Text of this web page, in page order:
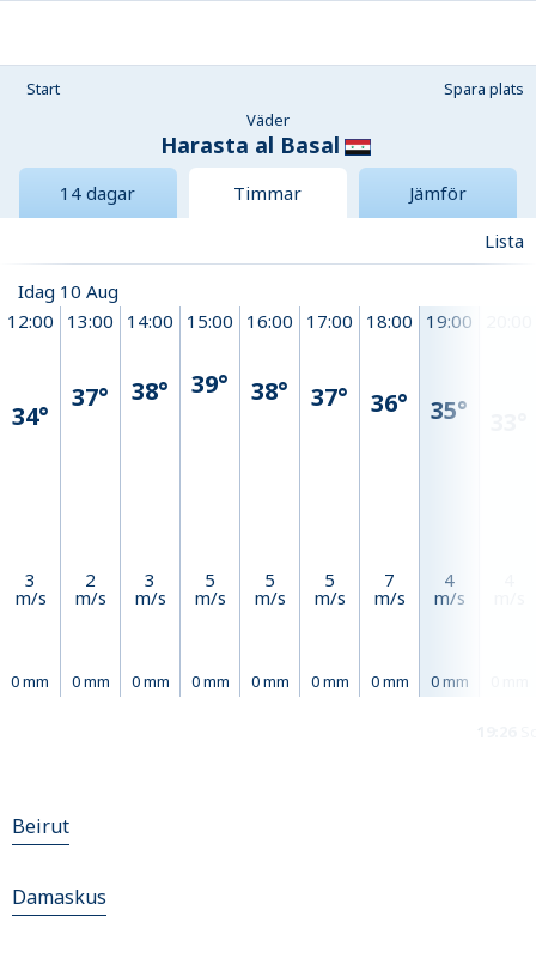
Start
Spara plats
Väder
Harasta al Basal
14 dagar Timmar
Jämför
Lista
Idag 10 Aug
12:00
34°
3
m/s
0 mm
13:00
37°
2
m/s
0 mm
14:00
38°
3
m/s
0 mm
15:00
39°
5
m/s
0 mm
16:00
38°
5
m/s
0 mm
17:00
37°
5
m/s
0 mm
18:00
36°
7
m/s
0 mm
19:00
35°
4
m/s
0 mm
19:26
Beirut
Damaskus